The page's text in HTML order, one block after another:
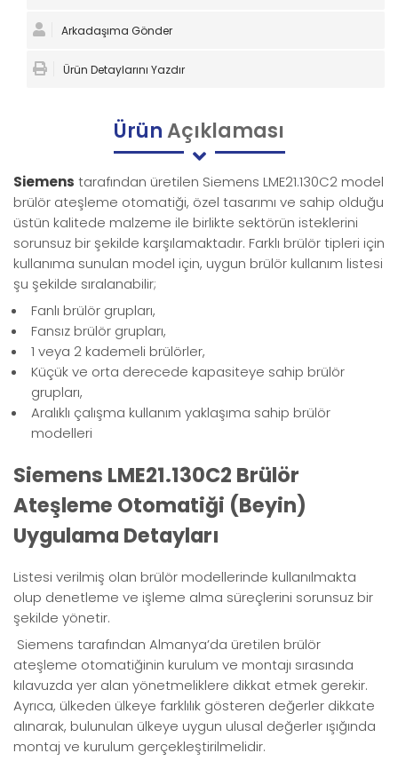
Arkadaşıma Gönder
Ürün Detaylarını Yazdır
ÜrünAçıklaması
Siemens tarafından üretilen Siemens LME21.130C2 model
brülör ateşleme otomatiği, özel tasarımı ve sahip olduğu
üstün kalitede malzeme ile birlikte sektörün isteklerini
sorunsuz bir şekilde karşılamaktadır. Farklı brülör tipleri için
kullanıma sunulan model için, uygun brülör kullanım listesi
şu şekilde sıralanabilir;
Fanlı brülör grupları,
Fansız brülör grupları,
1 veya 2 kademeli brülörler,
Küçük ve orta derecede kapasiteye sahip brülör
grupları,
Aralıklı çalışma kullanım yaklaşıma sahip brülör
modelleri
Siemens LME21.130C2 Brülör
Ateşleme Otomatiği (Beyin)
Uygulama Detayları
Listesi verilmiş olan brülör modellerinde kullanılmakta
olup denetleme ve işleme alma süreçlerini sorunsuz bir
şekilde yönetir.
Siemens tarafından Almanya’da üretilen brülör
ateşleme otomatiğinin kurulum ve montajı sırasında
kılavuzda yer alan yönetmeliklere dikkat etmek gerekir.
Ayrıca, ülkeden ülkeye farklılık gösteren değerler dikkate
alınarak, bulunulan ülkeye uygun ulusal değerler ışığında
montaj ve kurulum gerçekleştirilmelidir.